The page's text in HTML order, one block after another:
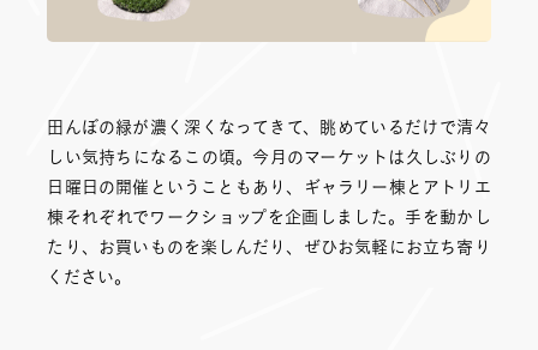
田んぼの緑が濃く深くなってきて、眺めているだけで清々
しい気持ちになるこの頃。今月のマーケットは久しぶりの
日曜日の開催ということもあり、ギャラリー棟とアトリエ
棟それぞれでワークショップを企画しました。手を動かし
たり、お買いものを楽しんだり、ぜひお気軽にお立ち寄り
ください。